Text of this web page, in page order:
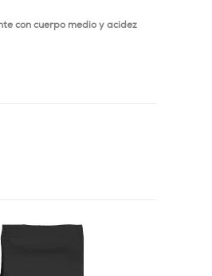
con cuerpo medio y acidez